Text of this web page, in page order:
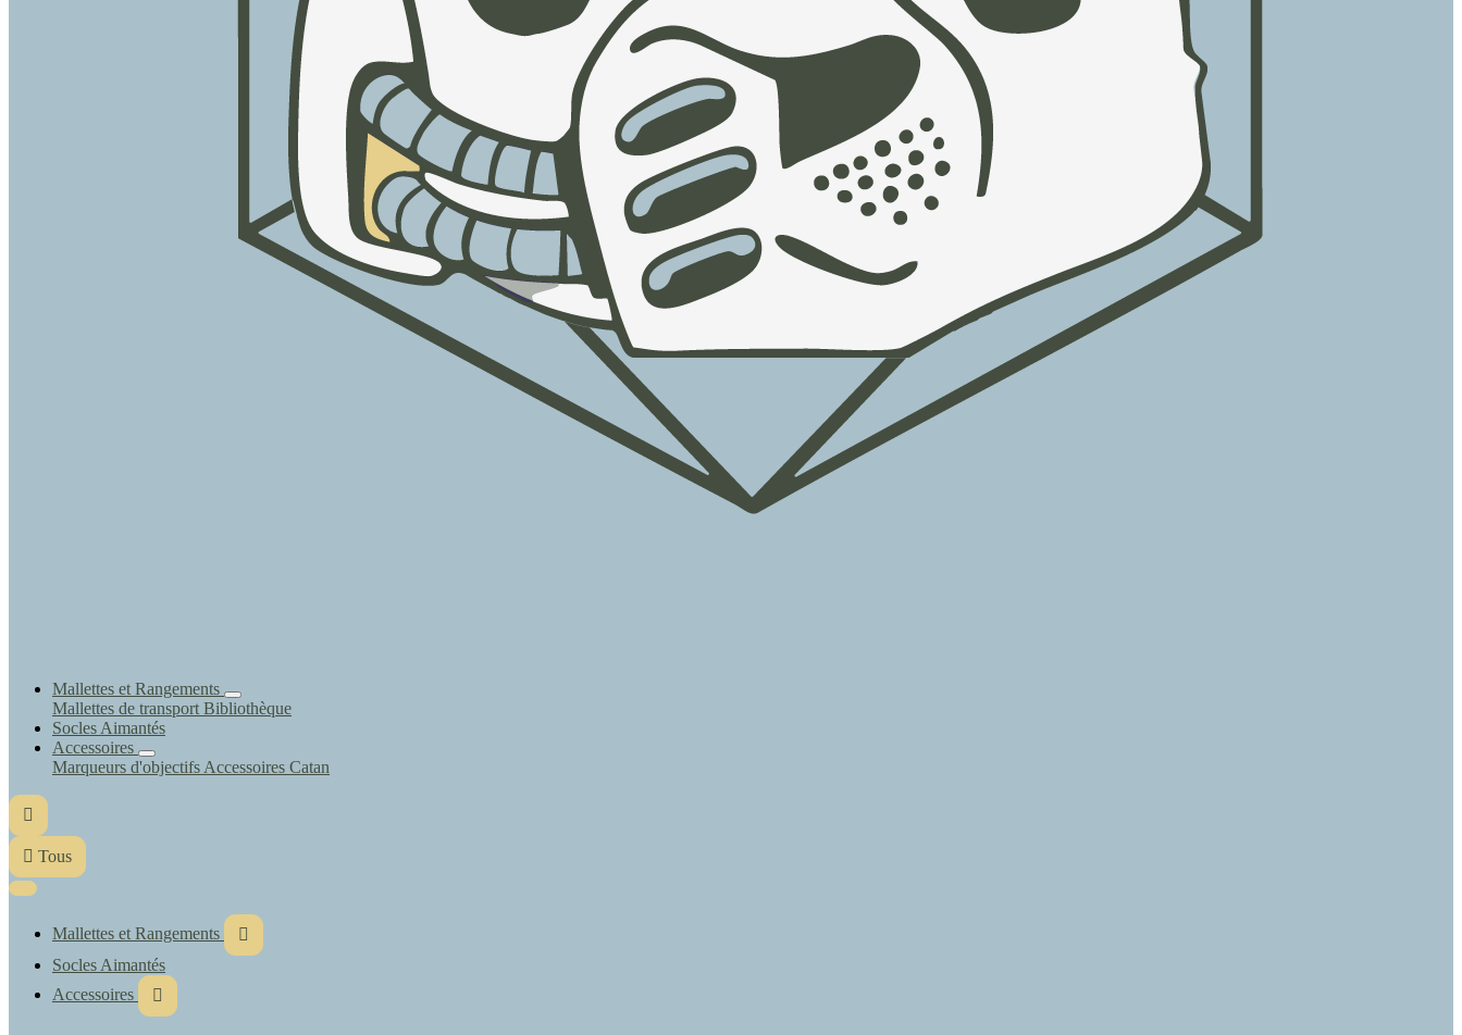
Mallettes et Rangements
Mallettes de transport Bibliothèque
Socles Aimantés
Accessoires
Marqueurs d'objectifs Accessoires Catan

 Tous
Mallettes et Rangements

Socles Aimantés
Accessoires
